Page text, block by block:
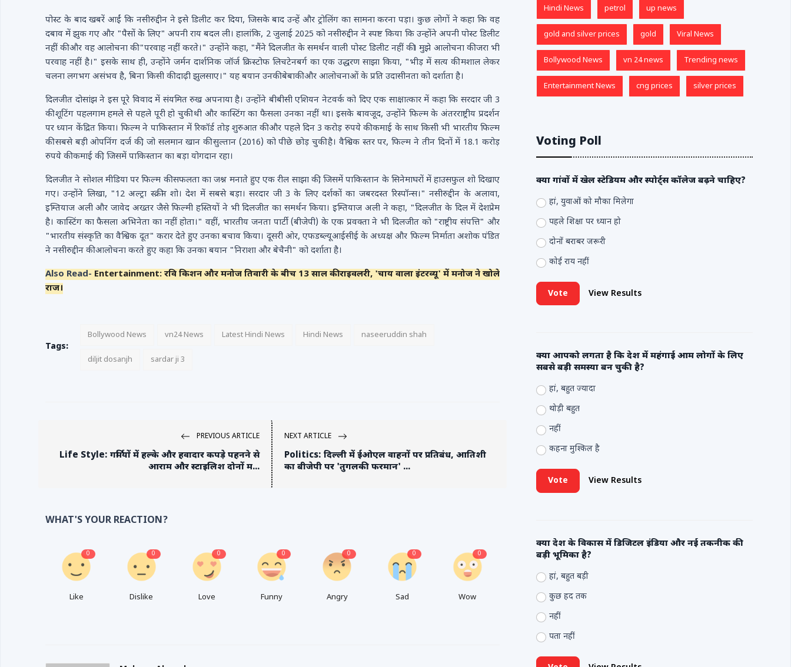
पोस्ट के बाद खबरें आईं कि नसीरुद्दीन ने इसे डिलीट कर दिया, जिसके बाद उन्हें और ट्रोलिंग का सामना करना पड़ा। कुछ लोगों ने कहा कि वह
दबाव में झुक गए और "पैसों के लिए" अपनी राय बदल ली। हालांकि, 2 जुलाई 2025 को नसीरुद्दीन ने स्पष्ट किया कि उन्होंने अपनी पोस्ट डिलीट
नहीं की और वह आलोचना की "परवाह नहीं करते।" उन्होंने कहा, "मैंने दिलजीत के समर्थन वाली पोस्ट डिलीट नहीं की। मुझे आलोचना की जरा भी
परवाह नहीं है।" इसके साथ ही, उन्होंने जर्मन दार्शनिक जॉर्ज क्रिस्टोफ लिचटेनबर्ग का एक उद्धरण साझा किया, "भीड़ में सत्य की मशाल लेकर
चलना लगभग असंभव है, बिना किसी की दाढ़ी झुलसाए।" यह बयान उनकी बेबाकी और आलोचनाओं के प्रति उदासीनता को दर्शाता है।
दिलजीत दोसांझ ने इस पूरे विवाद में संयमित रुख अपनाया है। उन्होंने बीबीसी एशियन नेटवर्क को दिए एक साक्षात्कार में कहा कि सरदार जी 3
की शूटिंग पहलगाम हमले से पहले पूरी हो चुकी थी और कास्टिंग का फैसला उनका नहीं था। इसके बावजूद, उन्होंने फिल्म के अंतरराष्ट्रीय प्रदर्शन
पर ध्यान केंद्रित किया। फिल्म ने पाकिस्तान में रिकॉर्ड तोड़ शुरुआत की और पहले दिन 3 करोड़ रुपये की कमाई के साथ किसी भी भारतीय फिल्म
की सबसे बड़ी ओपनिंग दर्ज की, जो सलमान खान की सुल्तान (2016) को पीछे छोड़ चुकी है। वैश्विक स्तर पर, फिल्म ने तीन दिनों में 18.1 करोड़
रुपये की कमाई की, जिसमें पाकिस्तान का बड़ा योगदान रहा।
दिलजीत ने सोशल मीडिया पर फिल्म की सफलता का जश्न मनाते हुए एक रील साझा की, जिसमें पाकिस्तान के सिनेमाघरों में हाउसफुल शो दिखाए
गए। उन्होंने लिखा, "12 अल्ट्रा स्क्रीन शो। देश में सबसे बड़ा। सरदार जी 3 के लिए दर्शकों का जबरदस्त रिस्पॉन्स।" नसीरुद्दीन के अलावा,
इम्तियाज अली और जावेद अख्तर जैसे फिल्मी हस्तियों ने भी दिलजीत का समर्थन किया। इम्तियाज अली ने कहा, "दिलजीत के दिल में देशप्रेम
है। कास्टिंग का फैसला अभिनेता का नहीं होता।" वहीं, भारतीय जनता पार्टी (बीजेपी) के एक प्रवक्ता ने भी दिलजीत को "राष्ट्रीय संपत्ति" और
"भारतीय संस्कृति का वैश्विक दूत" करार देते हुए उनका बचाव किया। दूसरी ओर, एफडब्ल्यूआईसीई के अध्यक्ष और फिल्म निर्माता अशोक पंडित
ने नसीरुद्दीन की आलोचना करते हुए कहा कि उनका बयान "निराशा और बेचैनी" को दर्शाता है।
Also Read- Entertainment: रवि किशन और मनोज तिवारी के बीच 13 साल की राइवलरी, 'चाय वाला इंटरव्यू' में मनोज ने खोले
राज।
Tags:
Bollywood News vn24 News Latest Hindi News Hindi News naseeruddin shah
diljit dosanjh sardar ji 3
PREVIOUS ARTICLE
Life Style: गर्मियों में हल्के और हवादार कपड़े पहनने से
आराम और स्टाइलिश दोनों म...
NEXT ARTICLE
Politics: दिल्ली में ईओएल वाहनों पर प्रतिबंध, आतिशी
का बीजेपी पर 'तुगलकी फरमान' ...
WHAT'S YOUR REACTION?
0
Like
0
Dislike
0
Love
0
Funny
0
Angry
0
Sad
0
Wow
Hindi News petrol up news
gold and silver prices gold Viral News
Bollywood News vn 24 news Trending news
Entertainment News cng prices silver prices
Voting Poll
क्या गांवों में खेल स्टेडियम और स्पोर्ट्स कॉलेज बढ़ने चाहिए?
हां, युवाओं को मौका मिलेगा
पहले शिक्षा पर ध्यान हो
दोनों बराबर जरूरी
कोई राय नहीं
Vote View Results
क्या आपको लगता है कि देश में महंगाई आम लोगों के लिए
सबसे बड़ी समस्या बन चुकी है?
हां, बहुत ज्यादा
थोड़ी बहुत
नहीं
कहना मुश्किल है
Vote View Results
क्या देश के विकास में डिजिटल इंडिया और नई तकनीक की
बड़ी भूमिका है?
हां, बहुत बड़ी
कुछ हद तक
नहीं
पता नहीं